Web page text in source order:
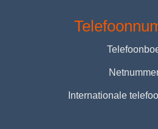
Internationale